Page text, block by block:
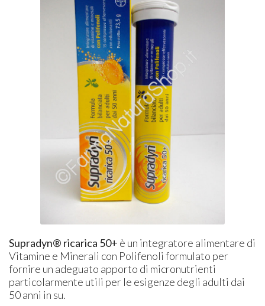
Supradyn® ricarica 50+ è un integratore alimentare di
Vitamine e Minerali con Polifenoli formulato per
fornire un adeguato apporto di micronutrienti
particolarmente utili per le esigenze degli adulti dai
50 anni in su.